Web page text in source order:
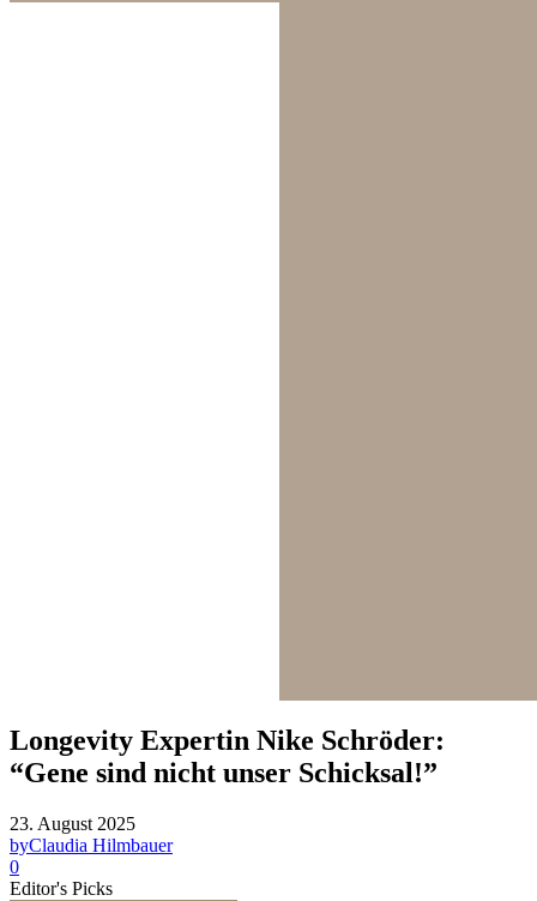
Longevity Expertin Nike Schröder:
“Gene sind nicht unser Schicksal!”
23. August 2025
byClaudia Hilmbauer
0
Editor's Picks